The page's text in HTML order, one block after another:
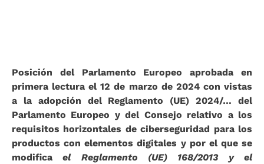
Posición del Parlamento Europeo aprobada en
primera lectura el 12 de marzo de 2024 con vistas
a la adopción del Reglamento (UE) 2024/… del
Parlamento Europeo y del Consejo relativo a los
requisitos horizontales de ciberseguridad para los
productos con elementos digitales y por el que se
modifica el Reglamento (UE) 168/2013 y el